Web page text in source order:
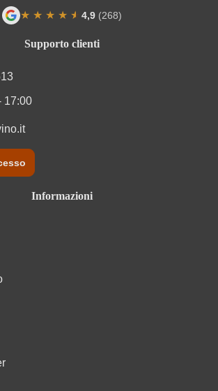
Supporto clienti
17:00
Informazioni
★ ★ ★ ★ ★
★ 4,9 (268)